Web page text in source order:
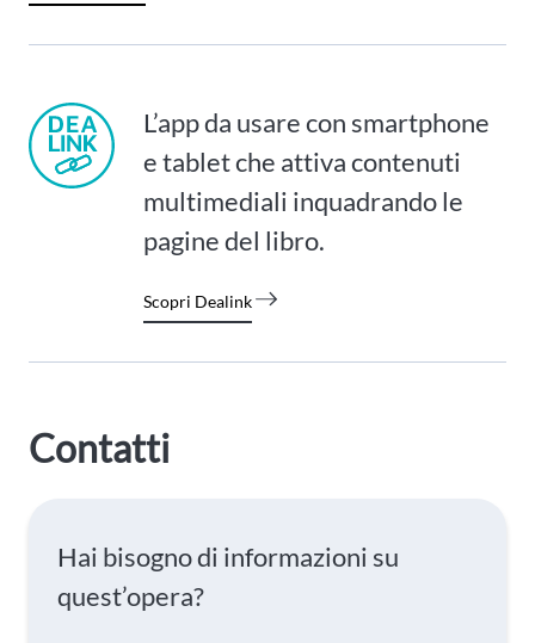
L’app da usare con smartphone
e tablet che attiva contenuti
multimediali inquadrando le
pagine del libro.
Scopri Dealink
Contatti
Hai bisogno di informazioni su
quest’opera?